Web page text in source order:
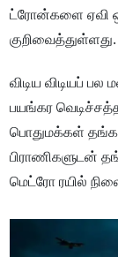
ட்ரோன்களை ஏவி
குறிவைத்துள்ளது.
விடிய விடியப்
பயங்கர
பொதுமக்கள்
பிராணிகளுடன்
மெட்ரோ ரயில்